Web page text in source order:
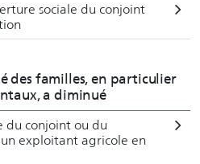
sociale du conjoint
des familles, en particulier
a diminué
du conjoint ou du
exploitant agricole en